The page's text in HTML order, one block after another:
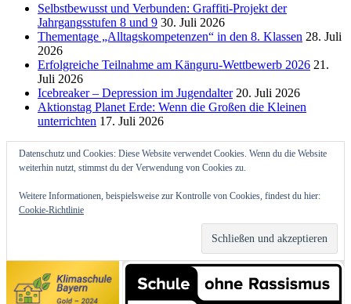
Selbstbewusst und Verbunden: Graffiti-Projekt der
Jahrgangsstufen 8 und 9 30. Juli 2026
Thementage „Alltagskompetenzen“ in den 8. Klassen 28. Juli
2026
Erfolgreiche Teilnahme am Känguru-Wettbewerb 2026 21.
Juli 2026
Icebreaker – Depression im Jugendalter 20. Juli 2026
Aktionstag Planet Erde: Wenn die Großen die Kleinen
unterrichten 17. Juli 2026
Datenschutz und Cookies: Diese Website verwendet Cookies. Wenn du die Website
weiterhin nutzt, stimmst du der Verwendung von Cookies zu.
Weitere Informationen, beispielsweise zur Kontrolle von Cookies, findest du hier:
Cookie-Richtlinie